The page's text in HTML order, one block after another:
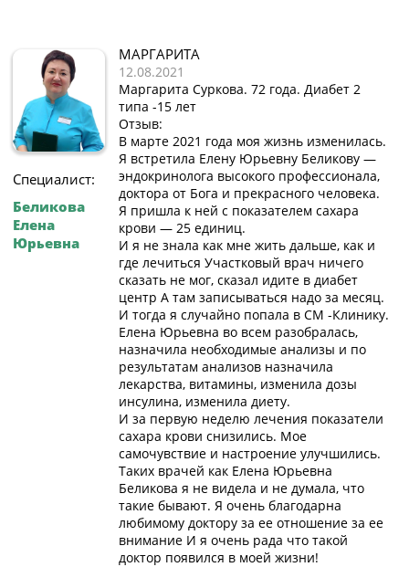
Специалист:
Беликова
Елена
Юрьевна
МАРГАРИТА
12.08.2021
Маргарита Суркова. 72 года. Диабет 2
типа -15 лет
Отзыв:
В марте 2021 года моя жизнь изменилась.
Я встретила Елену Юрьевну Беликову —
эндокринолога высокого профессионала,
доктора от Бога и прекрасного человека.
Я пришла к ней с показателем сахара
крови — 25 единиц.
И я не знала как мне жить дальше, как и
где лечиться Участковый врач ничего
сказать не мог, сказал идите в диабет
центр А там записываться надо за месяц.
И тогда я случайно попала в СМ -Клинику.
Елена Юрьевна во всем разобралась,
назначила необходимые анализы и по
результатам анализов назначила
лекарства, витамины, изменила дозы
инсулина, изменила диету.
И за первую неделю лечения показатели
сахара крови снизились. Мое
самочувствие и настроение улучшились.
Таких врачей как Елена Юрьевна
Беликова я не видела и не думала, что
такие бывают. Я очень благодарна
любимому доктору за ее отношение за ее
внимание И я очень рада что такой
доктор появился в моей жизни!